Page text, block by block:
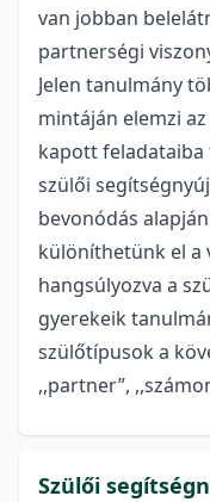
van jobban
partnerségi
Jelen tanulmány
mintáján elemzi
kapott
szülői
bevonódás
különíthetünk el a
hangsúlyozva a
gyerekeik
szülőtípusok a
,,partner”,
Szülői